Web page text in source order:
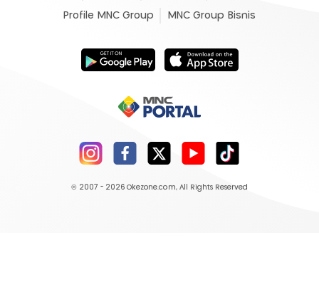
Profile MNC Group MNC Group Bisnis
© 2007 - 2026 Okezone.com, All Rights Reserved